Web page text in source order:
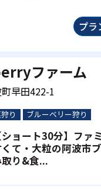
プラ
ファーム
早田422-1
り ブルーベリー狩り
ショート30分】ファ
て・大粒の阿波市
り&食...